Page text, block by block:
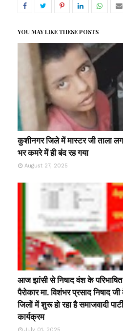
YOU MAY LIKE THESE POSTS
कुशीनगर जिले में मास्टर जी ताला
भर कमरे में ही बंद रह गया
August 27, 2025
आज झांसी से निषाद वंश के
पैरोकार मा. विशंभर प्रसाद
जिलों में शुरू हो रहा है समाजवादी
कार्यक्रम